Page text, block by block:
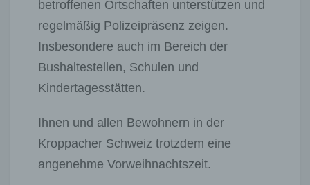
betroffenen Ortschaften unterstützen und
regelmäßig Polizeipräsenz zeigen.
Insbesondere auch im Bereich der
Bushaltestellen, Schulen und
Kindertagesstätten.
Ihnen und allen Bewohnern in der
Kroppacher Schweiz trotzdem eine
angenehme Vorweihnachtszeit.